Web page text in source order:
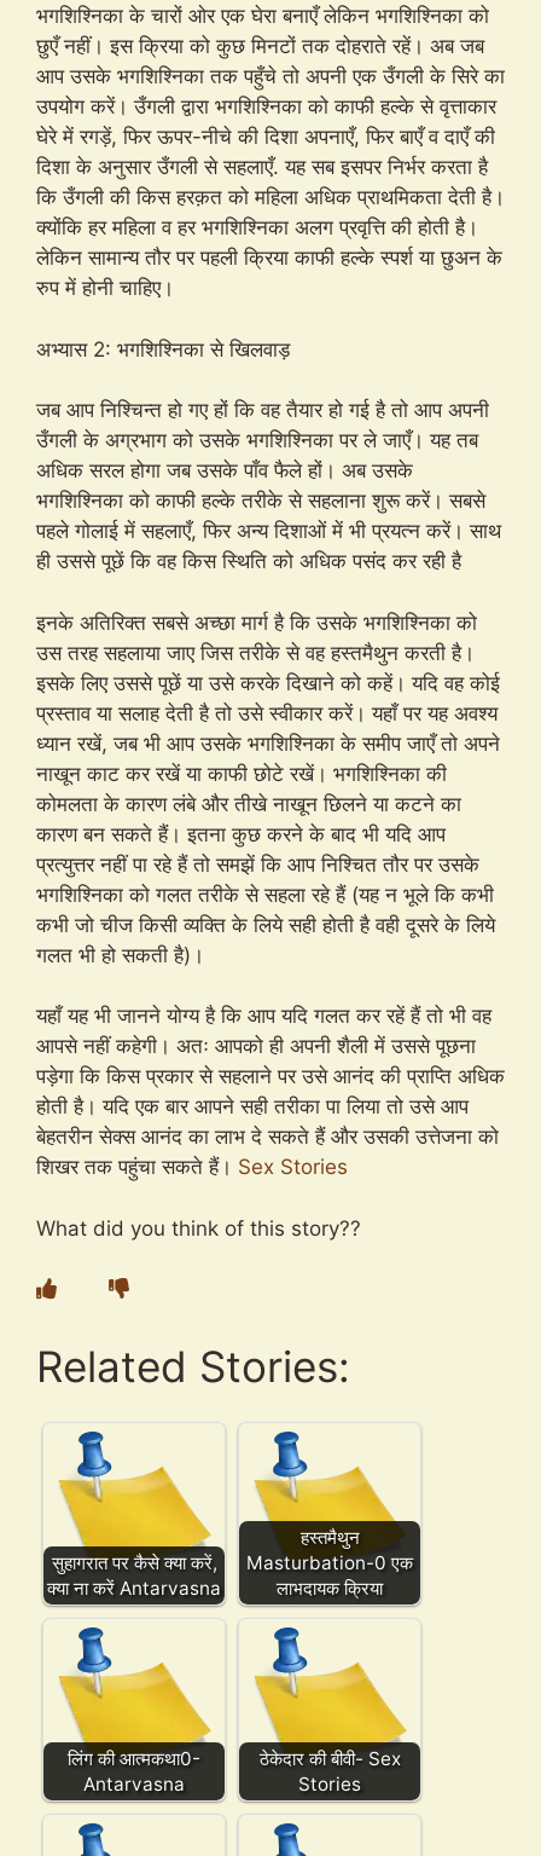
भगशिश्निका के चारों ओर एक घेरा बनाएँ लेकिन भगशिश्निका को
छुएँ नहीं। इस क्रिया को कुछ मिनटों तक दोहराते रहें। अब जब
आप उसके भगशिश्निका तक पहुँचे तो अपनी एक उँगली के सिरे का
उपयोग करें। उँगली द्वारा भगशिश्निका को काफी हल्के से वृत्ताकार
घेरे में रगड़ें, फिर ऊपर-नीचे की दिशा अपनाएँ, फिर बाएँ व दाएँ की
दिशा के अनुसार उँगली से सहलाएँ. यह सब इसपर निर्भर करता है
कि उँगली की किस हरक़त को महिला अधिक प्राथमिकता देती है।
क्योंकि हर महिला व हर भगशिश्निका अलग प्रवृत्ति की होती है।
लेकिन सामान्य तौर पर पहली क्रिया काफी हल्के स्पर्श या छुअन के
रुप में होनी चाहिए।
अभ्यास 2: भगशिश्निका से खिलवाड़
जब आप निश्चिन्त हो गए हों कि वह तैयार हो गई है तो आप अपनी
उँगली के अग्रभाग को उसके भगशिश्निका पर ले जाएँ। यह तब
अधिक सरल होगा जब उसके पाँव फैले हों। अब उसके
भगशिश्निका को काफी हल्के तरीके से सहलाना शुरू करें। सबसे
पहले गोलाई में सहलाएँ, फिर अन्य दिशाओं में भी प्रयत्न करें। साथ
ही उससे पूछें कि वह किस स्थिति को अधिक पसंद कर रही है
इनके अतिरिक्त सबसे अच्छा मार्ग है कि उसके भगशिश्निका को
उस तरह सहलाया जाए जिस तरीके से वह हस्तमैथुन करती है।
इसके लिए उससे पूछें या उसे करके दिखाने को कहें। यदि वह कोई
प्रस्ताव या सलाह देती है तो उसे स्वीकार करें। यहाँ पर यह अवश्य
ध्यान रखें, जब भी आप उसके भगशिश्निका के समीप जाएँ तो अपने
नाखून काट कर रखें या काफी छोटे रखें। भगशिश्निका की
कोमलता के कारण लंबे और तीखे नाखून छिलने या कटने का
कारण बन सकते हैं। इतना कुछ करने के बाद भी यदि आप
प्रत्युत्तर नहीं पा रहे हैं तो समझें कि आप निश्चित तौर पर उसके
भगशिश्निका को गलत तरीके से सहला रहे हैं (यह न भूले कि कभी
कभी जो चीज किसी व्यक्ति के लिये सही होती है वही दूसरे के लिये
गलत भी हो सकती है)।
यहाँ यह भी जानने योग्य है कि आप यदि गलत कर रहें हैं तो भी वह
आपसे नहीं कहेगी। अतः आपको ही अपनी शैली में उससे पूछना
पड़ेगा कि किस प्रकार से सहलाने पर उसे आनंद की प्राप्ति अधिक
होती है। यदि एक बार आपने सही तरीका पा लिया तो उसे आप
बेहतरीन सेक्स आनंद का लाभ दे सकते हैं और उसकी उत्तेजना को
शिखर तक पहुंचा सकते हैं। Sex Stories
What did you think of this story??
Related Stories:
सुहागरात पर कैसे क्या करें,
क्या ना करें Antarvasna
हस्तमैथुन
Masturbation-0 एक
लाभदायक क्रिया
लिंग की आत्मकथा0-
Antarvasna
ठेकेदार की बीवी- Sex
Stories